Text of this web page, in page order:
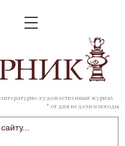
НИК
литературно-художественный журнал
* от дня недели и погоды